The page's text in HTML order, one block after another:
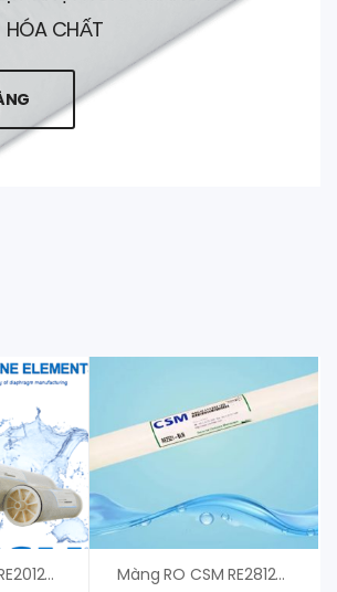
CHẤT
Màng RO CSM RE2012-150- An Vi Group Màng RO CSM RE2812-CE- Giá Tốt